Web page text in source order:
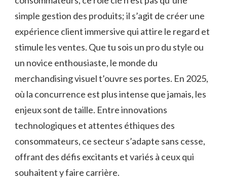
simple gestion des produits; il s’agit de créer une
expérience client immersive qui attire le regard et
stimule les ventes. Que tu sois un pro du style ou
un novice enthousiaste, le monde du
merchandising visuel t’ouvre ses portes. En 2025,
où la concurrence est plus intense que jamais, les
enjeux sont de taille. Entre innovations
technologiques et attentes éthiques des
consommateurs, ce secteur s’adapte sans cesse,
offrant des défis excitants et variés à ceux qui
souhaitent y faire carrière.